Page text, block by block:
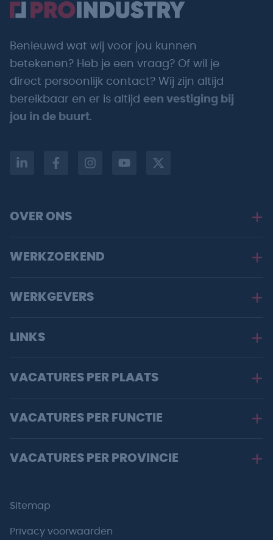
Benieuwd wat wij voor jou kunnen
betekenen? Heb je een vraag? Of wil je
direct persoonlijk contact? Wij zijn altijd
bereikbaar en er is altijd een vestiging bij
jou in de buurt.
OVER ONS
WERKZOEKEND
WERKGEVERS
LINKS
VACATURES PER PLAATS
VACATURES PER FUNCTIE
VACATURES PER PROVINCIE
Sitemap
Privacy voorwaarden